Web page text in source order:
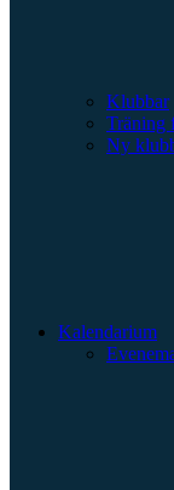
Klubbar
Träning
Ny
Kalendarium